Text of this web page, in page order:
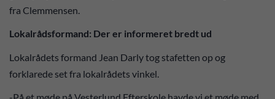
fra Clemmensen.
Lokalrådsformand: Der er informeret bredt ud
Lokalrådets formand Jean Darly tog stafetten op og
forklarede set fra lokalrådets vinkel.